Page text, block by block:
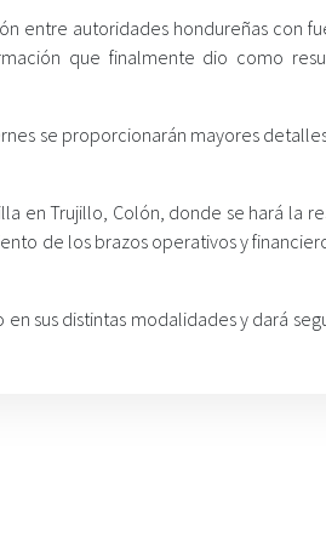
entre autoridades hondureñas con
que finalmente dio como
se proporcionarán mayores
en Trujillo, Colón, donde se hará la
de los brazos operativos y
sus distintas modalidades y dará